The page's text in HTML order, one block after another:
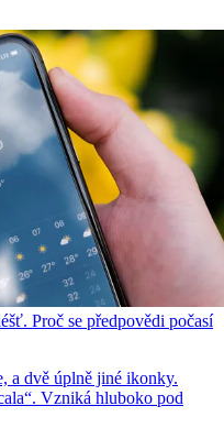
Proč se předpovědi počasí
a dvě úplně jiné ikonky.
Vzniká hluboko pod